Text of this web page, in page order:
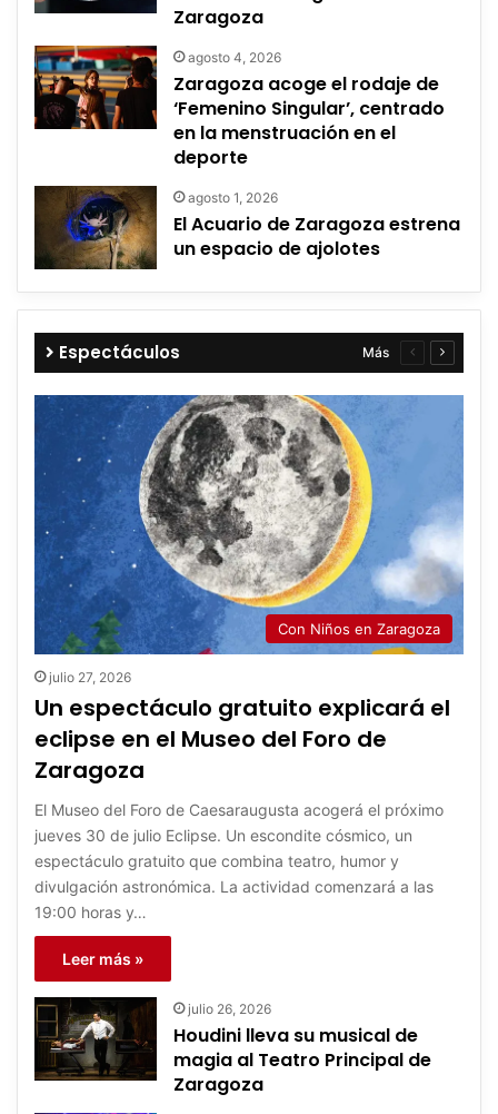
Zaragoza
agosto 4, 2026
Zaragoza acoge el rodaje de
‘Femenino Singular’, centrado
en la menstruación en el
deporte
agosto 1, 2026
El Acuario de Zaragoza estrena
un espacio de ajolotes
Espectáculos Más
Página
anterior
Con Niños en Zaragoza
julio 27, 2026
Un espectáculo gratuito explicará el
eclipse en el Museo del Foro de
Zaragoza
El Museo del Foro de Caesaraugusta acogerá el próximo
jueves 30 de julio Eclipse. Un escondite cósmico, un
espectáculo gratuito que combina teatro, humor y
divulgación astronómica. La actividad comenzará a las
19:00 horas y…
Leer más »
julio 26, 2026
Houdini lleva su musical de
magia al Teatro Principal de
Zaragoza